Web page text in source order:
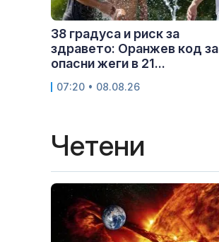
38 градуса и риск за
здравето: Оранжев код за
опасни жеги в 21...
07:20 • 08.08.26
Четени